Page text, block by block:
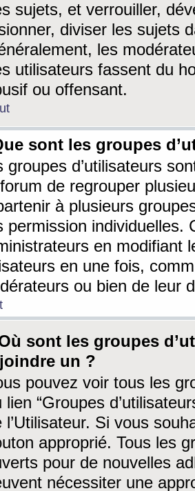
sujets, et verrouiller,
diviser les sujets
les
utilisateurs fassent du
ou offensant.
sont les groupes
groupes d’utilisateurs
de regrouper
à plusieurs
permission individuelles.
en modifiant
en une fois,
ou bien de leur
sont les groupes
un ?
pouvez voir tous les
lien “Groupes
l’Utilisateur. Si vous
approprié. Tous les
pour de nouvelles
nécessiter une